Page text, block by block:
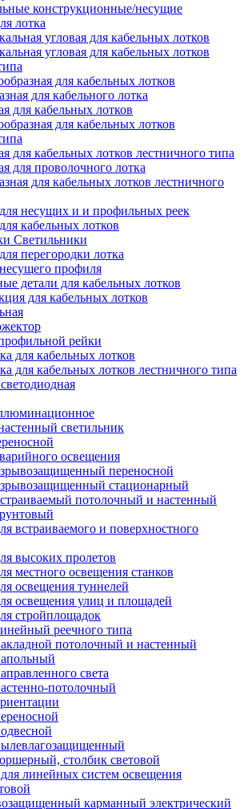
конструкционные/несущие
лотка
угловая для кабельных лотков
угловая для кабельных лотков
для кабельных лотков
для кабельного лотка
для кабельных лотков
для кабельных лотков
для кабельных лотков лестничного типа
для проволочного лотка
для кабельных лотков лестничного
несущих и и профильных реек
кабельных лотков
Светильники
перегородки лотка
профиля
детали для кабельных лотков
для кабельных лотков
рейки
для кабельных лотков
для кабельных лотков лестничного типа
светильник
освещения
переносной
стационарный
потолочный и настенный
встраиваемого и поверхностного
высоких пролетов
местного освещения станков
освещения туннелей
освещения улиц и площадей
стройплощадок
реечного типа
потолочный и настенный
света
потолочный
столбик световой
линейных систем освещения
карманный электрический